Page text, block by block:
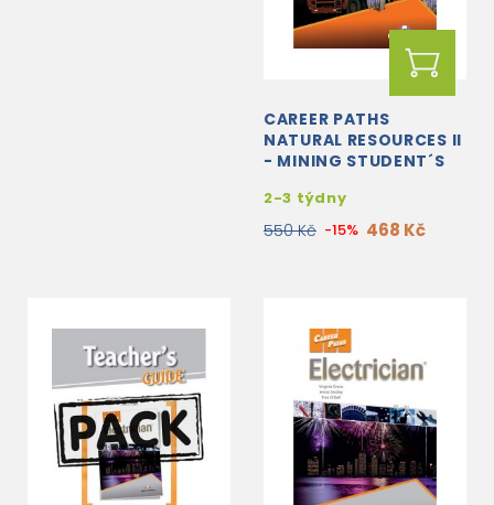
CAREER PATHS
NATURAL RESOURCES II
- MINING STUDENT´S
APP.
2-3 týdny
550 Kč -15% 468 Kč